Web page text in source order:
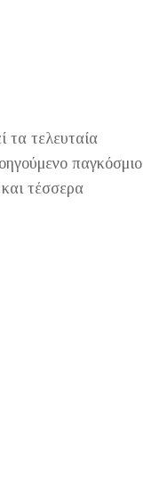
τα τελευταία
παγκόσμιο
τέσσερα